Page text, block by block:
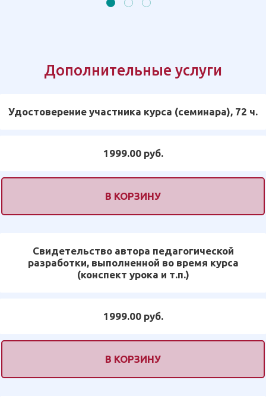
Дополнительные услуги
Удостоверение участника курса (семинара), 72 ч.
1999.00 руб.
В КОРЗИНУ
Свидетельство автора педагогической
разработки, выполненной во время курса
(конспект урока и т.п.)
1999.00 руб.
В КОРЗИНУ